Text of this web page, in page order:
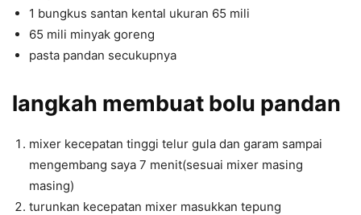
1 bungkus santan kental ukuran 65 mili
65 mili minyak goreng
pasta pandan secukupnya
langkah membuat bolu pandan
mixer kecepatan tinggi telur gula dan garam sampai
mengembang saya 7 menit(sesuai mixer masing
masing)
turunkan kecepatan mixer masukkan tepung